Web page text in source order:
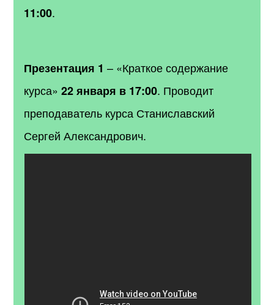
11:00.
Презентация 1 – «Краткое содержание
курса»22 января в 17:00. Проводит
преподаватель курса Станиславский
Сергей Александрович.